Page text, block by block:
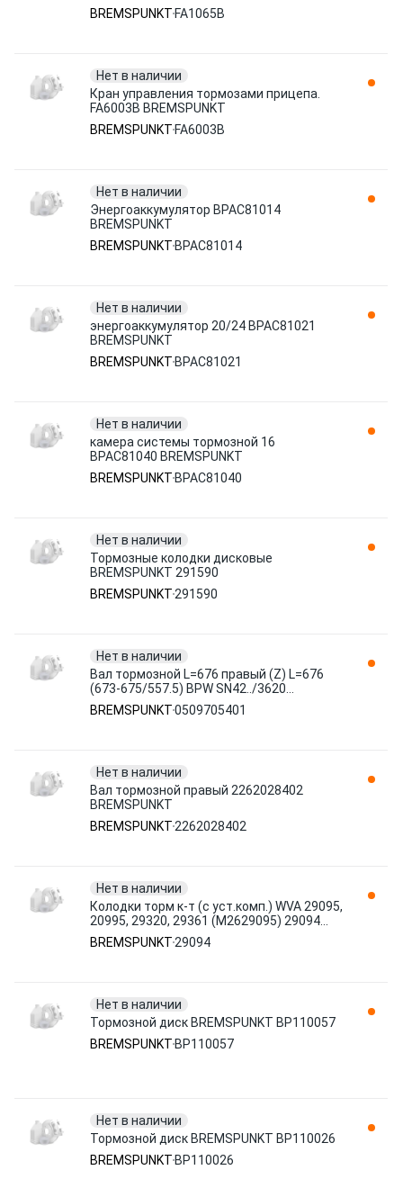
BREMSPUNKT FA1065B
Нет в наличии
Кран управления тормозами прицепа.
FA6003B BREMSPUNKT
BREMSPUNKT FA6003B
Нет в наличии
Энергоаккумулятор BPAC81014
BREMSPUNKT
BREMSPUNKT BPAC81014
Нет в наличии
энергоаккумулятор 20/24 BPAC81021
BREMSPUNKT
BREMSPUNKT BPAC81021
Нет в наличии
камера системы тормозной 16
BPAC81040 BREMSPUNKT
BREMSPUNKT BPAC81040
Нет в наличии
Тормозные колодки дисковые
BREMSPUNKT 291590
BREMSPUNKT 291590
Нет в наличии
Вал тормозной L=676 правый (Z) L=676
(673-675/557.5) BPW SN42../3620
0509705401 BREMSPUNKT
BREMSPUNKT0509705401
Нет в наличии
Вал тормозной правый 2262028402
BREMSPUNKT
BREMSPUNKT 2262028402
Нет в наличии
Колодки торм к-т (с уст.комп.) WVA 29095,
20995, 29320, 29361 (M2629095) 29094
BREMSPUNKT
BREMSPUNKT 29094
Нет в наличии
Тормозной диск BREMSPUNKT BP110057
BREMSPUNKT BP110057
Нет в наличии
Тормозной диск BREMSPUNKT BP110026
BREMSPUNKT BP110026